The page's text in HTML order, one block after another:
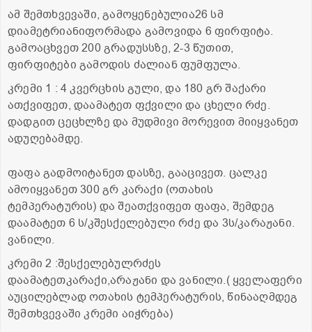
ამ შემთხვევაში, გამოყენებულია26 სმ
დიამეტრიანიფორმადა გამოვიდა 6 ფირფიტა.
გამოაცხვეთ 200 გრადუსსზე, 2-3 წუთით,
ფირფიტები გამოდის ძალიან ფუმფულა.
კრემი 1 : 4 კვერცხის გული, და 180 გრ შაქარი
ათქვიფეთ, დაამატეთ ფქვილი და ცხელი რძე.
დადგით ცეცხლზე და მუდმივი მორევით მიიყვანეთ
ადუღებამდე.
ფაფა გადმოიტანეთ დასზე, გააცივეთ. ცალკე
ამოიყვანეთ 300 გრ კარაქი (ოთახის
ტემპერატურის) და შეათქვიფეთ ფაფა, შემდეგ
დაამატეთ 6 ს/კშესქელებული რძე და 3ს/კარაჟანი.
ვანილი.
კრემი 2 :შესქელებულრძეს
დაამატეთკარაქი,არაჟანი და ვანილი.( ყველაფერი
აუცილებლად ოთახის ტემპერატურის, წინააღმდეგ
შემთხვევაში კრემი აიჭრება)